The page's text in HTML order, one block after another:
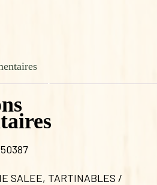
SALEE, TARTINABLES /